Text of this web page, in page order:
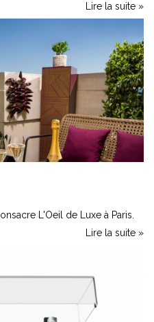
Lire la suite »
L'Oeil de Luxe à Paris.
Lire la suite »